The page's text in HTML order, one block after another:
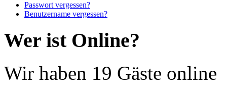
Passwort vergessen?
Benutzername vergessen?
Wer ist Online?
Wir haben 19 Gäste online